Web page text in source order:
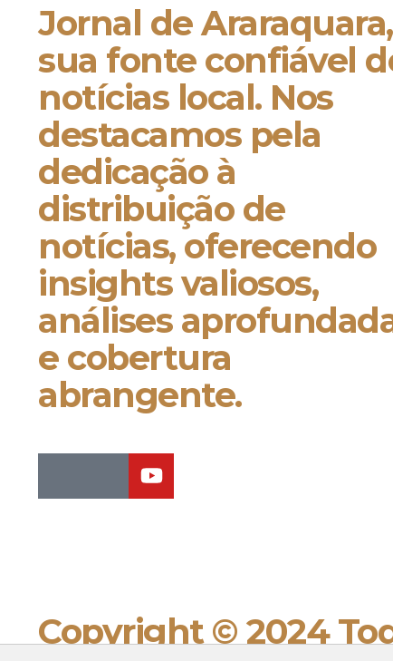
Jornal de Araraquara,
sua fonte confiável
notícias local. Nos
destacamos pela
dedicação à
distribuição de
notícias, oferecendo
insights valiosos,
análises
e cobertura
abrangente.
Copyright © 2024